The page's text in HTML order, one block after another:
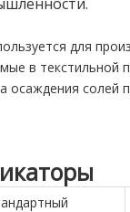
для
в текстильной
осаждения солей